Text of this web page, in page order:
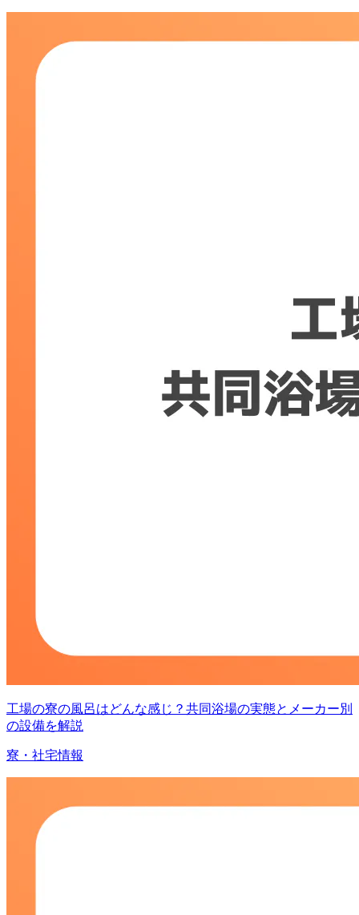
工場の寮の風呂はどんな感じ？共同浴場の実態とメーカー別
の設備を解説
寮・社宅情報